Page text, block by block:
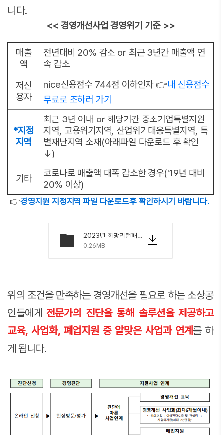
니다.
<< 경영개선사업 경영위기 기준 >>
매출
액
전년대비 20% 감소 or 최근 3년간 매출액 연
속 감소
저신
용자
nice신용점수 744점 이하인자 👉내 신용점수
무료로 조하러 가기
*지정
지역
최근 3년 이내 or 해당기간 중소기업특별지원
지역, 고용위기지역, 산업위기대응특별지역, 특
별재난지역 소재(아래파일 다운로드 후 확인
↓)
기타
코로나로 매출액 대폭 감소한 경우('19년 대비
20% 이상)
👉경영지원 지정지역 파일 다운로드후 확인하시기 바랍니다.
2023년 희망리턴패키지(경영지원 지정지역).pdf
0.26MB
위의 조건을 만족하는 경영개선을 필요로 하는 소상공
인들에게 전문가의 진단을 통해 솔루션을 제공하고
교육, 사업화, 폐업지원 중 알맞은 사업과 연계 를 하
게 됩니다.